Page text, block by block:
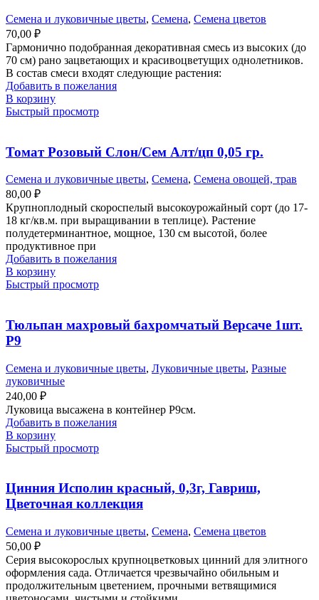
Семена и луковичные цветы, Семена, Семена цветов
70,00 ₽
Гармонично подобранная декоративная смесь из высоких (до
70 см) рано зацветающих и красивоцветущих однолетников.
В состав смеси входят следующие растения:
Добавить в пожелания
В корзину
Быстрый просмотр
Томат Розовый Слон/Сем Алт/цп 0,05 гр.
Семена и луковичные цветы, Семена, Семена овощей, трав
80,00 ₽
Крупноплодный скороспелый высокоурожайный сорт (до 17-
18 кг/кв.м. при выращивании в теплице). Растение
полудетерминантное, мощное, 130 см высотой, более
продуктивное при
Добавить в пожелания
В корзину
Быстрый просмотр
Тюльпан махровый бахромчатый Версаче 1шт.
Р9
Семена и луковичные цветы, Луковичные цветы, Разные
луковичные
240,00 ₽
Луковица высажена в контейнер Р9см.
Добавить в пожелания
В корзину
Быстрый просмотр
Цинния Исполин красный, 0,3г, Гавриш,
Цветочная коллекция
Семена и луковичные цветы, Семена, Семена цветов
50,00 ₽
Серия высокорослых крупноцветковых цинний для элитного
оформления сада. Отличается чрезвычайно обильным и
продолжительным цветением, прочными ветвящимися